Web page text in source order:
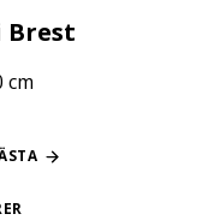
Brest
cm